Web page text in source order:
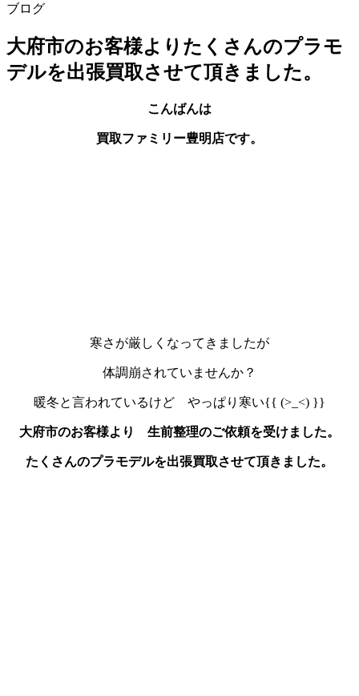
ブログ
大府市のお客様よりたくさんのプラモ
デルを出張買取させて頂きました。
こんばんは
買取ファミリー豊明店です。
寒さが厳しくなってきましたが
体調崩されていませんか？
暖冬と言われているけど やっぱり寒い{{ (>_<) }}
大府市のお客様より 生前整理のご依頼を受けました。
たくさんのプラモデルを出張買取させて頂きました。